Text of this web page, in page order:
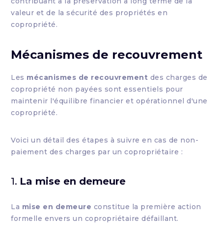
valeur et de la sécurité des propriétés en
copropriété.
Mécanismes de recouvrement
Les mécanismes de recouvrement des charges de
copropriété non payées sont essentiels pour
maintenir l'équilibre financier et opérationnel d'une
copropriété.
Voici un détail des étapes à suivre en cas de non-
paiement des charges par un copropriétaire :
1. La mise en demeure
La mise en demeure constitue la première action
formelle envers un copropriétaire défaillant.